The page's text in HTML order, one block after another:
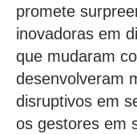
promete
inovadoras em
que mudaram
desenvolveram
disruptivos em
os gestores em